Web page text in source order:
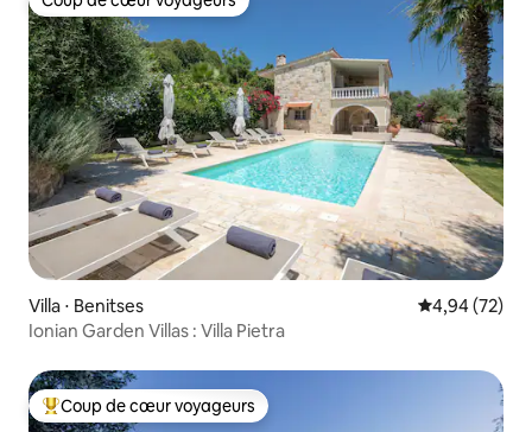
Coup de cœur voyageurs
Villa ⋅ Benitses Évaluation
4,94 (72)
Ionian Garden Villas : Villa Pietra
Coups de cœur voyageurs les plus appréciés
Coup de cœur voyageurs